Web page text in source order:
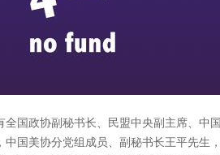
全国政协副秘书长、民盟中央副主席、中
中国美协分党组成员、副秘书长王平先生